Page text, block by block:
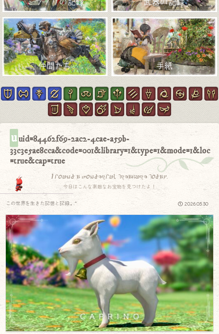
ミラプリの記録 武器の記録
仲間たち 手紙
uuid=84462f69-2ac2-4cae-a59b-
33c3e5ae8cca&code=001&library=1&type=1&mode=1&loc
=true&cap=true
I found a wonderful treasure today.
今日はこんな素敵なお宝物を見つけたよ！
2026.05.30
この世界を生きた記憶と記録.｡.:*